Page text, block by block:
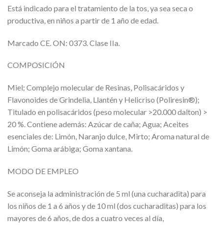
Está indicado para el tratamiento de la tos, ya sea seca o
productiva, en niños a partir de 1 año de edad.
Marcado CE. ON: 0373. Clase IIa.
COMPOSICIÓN
Miel; Complejo molecular de Resinas, Polisacáridos y
Flavonoides de Grindelia, Llantén y Helicriso (Poliresin®);
Titulado en polisacáridos (peso molecular >20.000 dalton) >
20 %. Contiene además: Azúcar de caña; Agua; Aceites
esenciales de: Limón, Naranjo dulce, Mirto; Aroma natural de
Limón; Goma arábiga; Goma xantana.
MODO DE EMPLEO
Se aconseja la administración de 5 ml (una cucharadita) para
los niños de 1 a 6 años y de 10 ml (dos cucharaditas) para los
mayores de 6 años, de dos a cuatro veces al día,